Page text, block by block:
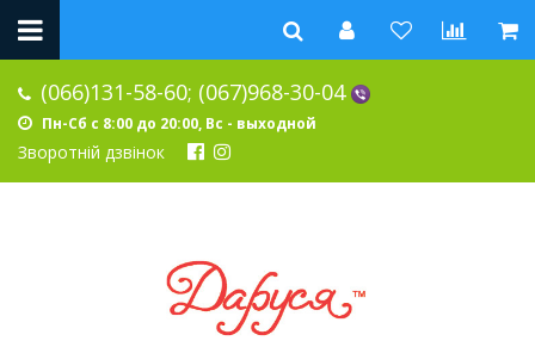
(066)131-58-60; (067)968-30-04
Пн-Сб с 8:00 до 20:00, Вс - выходной
Зворотній дзвінок